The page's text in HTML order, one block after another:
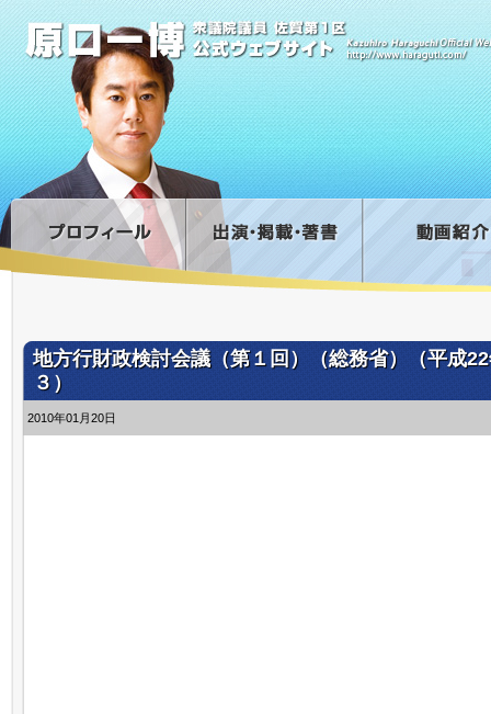
地方行財政検討会議（第１回）（総務省）（平成
３）
2010年01月20日